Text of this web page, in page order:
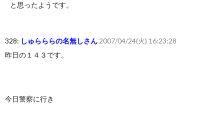
と思ったようです。
328: しゅらららの名無しさん 2007/04/24(火) 16:23:28
昨日の１４３です。
今日警察に行き